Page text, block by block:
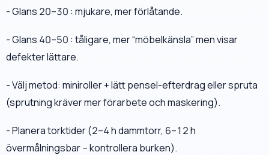
- Glans 20–30 : mjukare, mer förlåtande.
- Glans 40–50 : tåligare, mer “möbelkänsla” men visar
defekter lättare.
- Välj metod: miniroller + lätt pensel-efterdrag eller spruta
(sprutning kräver mer förarbete och maskering).
- Planera torktider (2–4 h dammtorr, 6–12 h
övermålningsbar – kontrollera burken).